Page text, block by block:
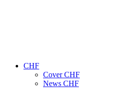
CHF
Cover CHF
News CHF